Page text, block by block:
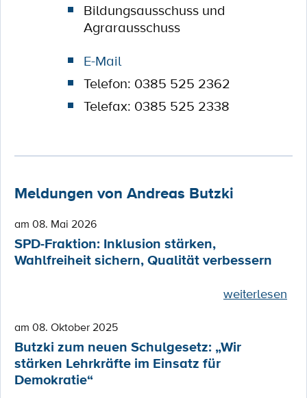
Bildungsausschuss und
Agrarausschuss
E-Mail
Telefon: 0385 525 2362
Telefax: 0385 525 2338
Meldungen von Andreas Butzki
am 08. Mai 2026
SPD-Fraktion: Inklusion stärken,
Wahlfreiheit sichern, Qualität verbessern
weiterlesen
am 08. Oktober 2025
Butzki zum neuen Schulgesetz: „Wir
stärken Lehrkräfte im Einsatz für
Demokratie“